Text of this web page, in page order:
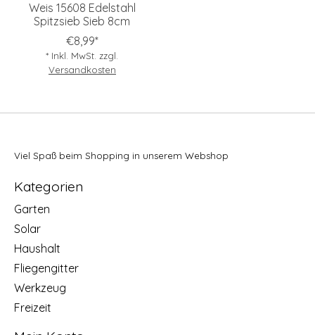
Weis 15608 Edelstahl
Spitzsieb Sieb 8cm
€8,99*
* Inkl. MwSt. zzgl.
Versandkosten
Viel Spaß beim Shopping in unserem Webshop
Kategorien
Garten
Solar
Haushalt
Fliegengitter
Werkzeug
Freizeit